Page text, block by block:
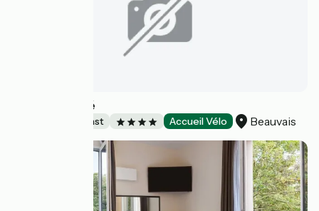
Le Rhino Rayé
Bed and breakfast Accueil Vélo Beauvais